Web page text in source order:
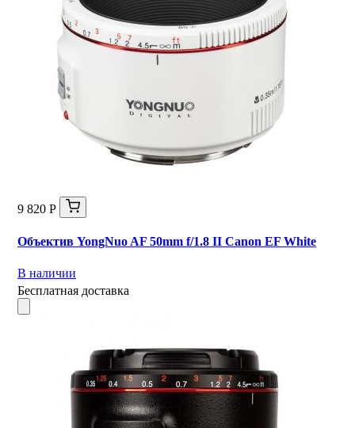
9 820 Р
Объектив YongNuo AF 50mm f/1.8 II Canon EF White
В наличии
Бесплатная доставка